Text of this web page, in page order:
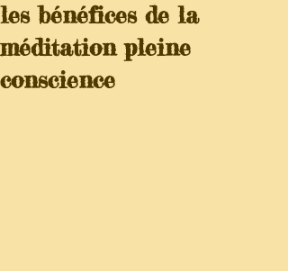
les bénéfices de la
méditation pleine
conscience